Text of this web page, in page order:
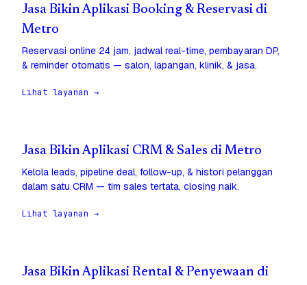
Jasa Bikin Aplikasi Booking & Reservasi di
Metro
Reservasi online 24 jam, jadwal real-time, pembayaran DP,
& reminder otomatis — salon, lapangan, klinik, & jasa.
Lihat layanan →
Jasa Bikin Aplikasi CRM & Sales di Metro
Kelola leads, pipeline deal, follow-up, & histori pelanggan
dalam satu CRM — tim sales tertata, closing naik.
Lihat layanan →
Jasa Bikin Aplikasi Rental & Penyewaan di